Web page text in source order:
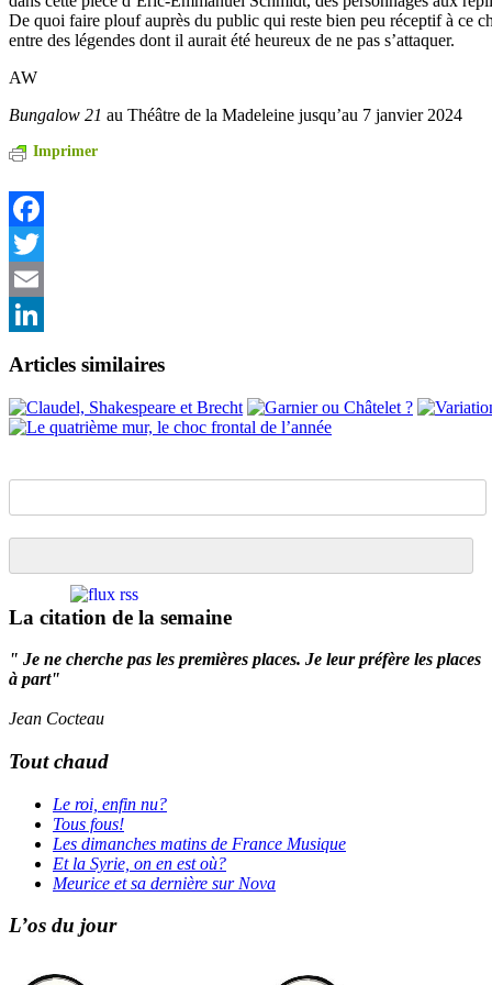
De quoi faire plouf auprès du public qui reste bien peu réceptif à ce
entre des légendes dont il aurait été heureux de ne pas s’attaquer.
AW
Bungalow 21 au Théâtre de la Madeleine jusqu’au 7 janvier 2024
Imprimer
Facebook
Twitter
Email
Articles similaires
La citation de la semaine
" Je ne cherche pas les premières places. Je leur préfère les places
à part"
Jean Cocteau
Tout chaud
Le roi, enfin nu?
Tous fous!
Les dimanches matins de France Musique
Et la Syrie, on en est où?
Meurice et sa dernière sur Nova
L’os du jour